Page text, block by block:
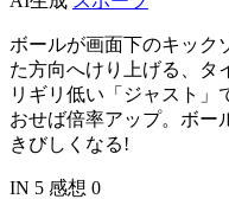
ボールが画面下のキック
た方向へけり上げる、タ
リギリ低い「ジャスト」
おせば倍率アップ。ボー
きびしくなる!
IN 5 感想 0